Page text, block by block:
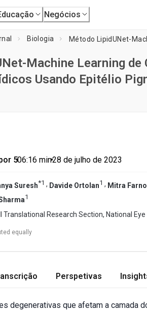
Negócios
Biologia
Machine Learning
Usando Epitélio
5•06:16 min•28 de julho de 2023
Suresh*1 , Davide Ortolan1 , Mitra
1
Translational Research Section, National
equally
Perspetivas
degenerativas que afetam a camada